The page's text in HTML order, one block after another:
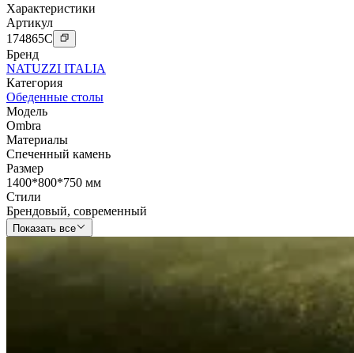
Характеристики
Артикул
174865C
Бренд
NATUZZI ITALIA
Категория
Обеденные столы
Модель
Ombra
Материалы
Спеченный камень
Размер
1400*800*750 мм
Стили
Брендовый, современный
Показать все